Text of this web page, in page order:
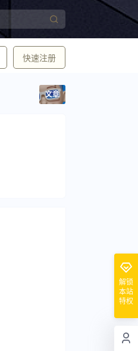
快速注册
文章
解锁
本站
特权